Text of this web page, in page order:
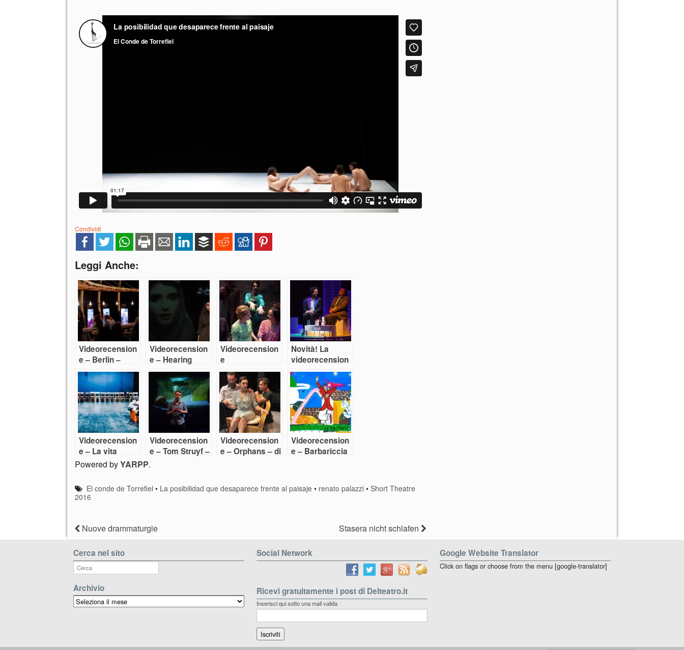
Condividi
Leggi Anche:
Videorecension
e – Berlin –
Perhaps all the
dragons
Videorecension
e – Hearing
Videorecension
e
INTERNIscespiri
ani
Novità! La
videorecension
e di Renato
Palazzi
Videorecension
e – La vita
ferma
Videorecension
e – Tom Struyf –
Videorecension
e – Orphans – di
Videorecension
e – Barbariccia
Powered byYARPP.
El conde de Torrefiel • La posibilidad que desaparece frente al paisaje • renato palazzi •Short Theatre
2016
Nuove drammaturgie Stasera nicht schlafen
Cerca nel sito
Archivio
Archivio
Social Network
Ricevi gratuitamente i post di Delteatro.it
Inserisci qui sotto una mail valida
Google Website Translator
Click on flags or choose from the menu [google-translator]